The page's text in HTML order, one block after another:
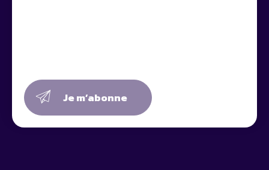
Je m’abonne